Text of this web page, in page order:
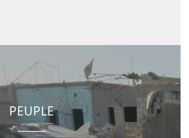
PEUPLE